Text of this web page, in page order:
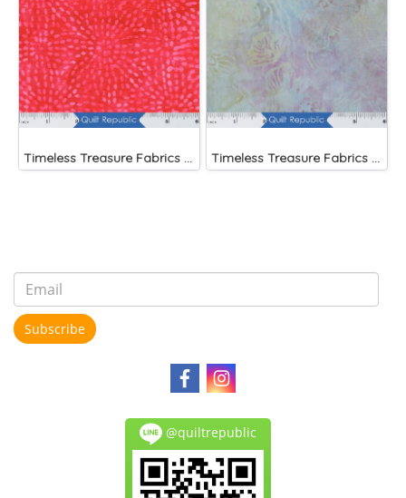
Timeless Treasure Fabrics Tonga Batiks Liberty Fireworks Stripes Timeless Treasure Fabrics Tonga Batiks Mariposa Celular Tropical Flowers Mist
Subscribe
@quiltrepublic